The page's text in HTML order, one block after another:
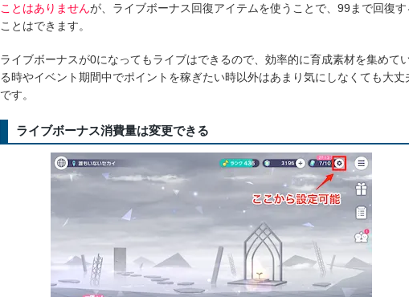
5
20倍
23倍
6
8
23倍
31倍
9
ことはありませんが、ライブボーナス回復アイテムを使うことで、99まで回復す
ことはできます。
ライブボーナスが0になってもライブはできるので、効率的に育成素材を集めて
る時やイベント期間中でポイントを稼ぎたい時以外はあまり気にしなくても大丈
です。
ライブボーナス消費量は変更できる